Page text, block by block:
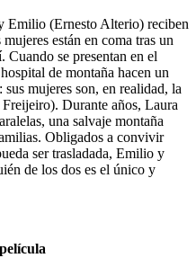
Emilio (Ernesto Alterio) reciben
están en coma tras un
Cuando se presentan en el
de montaña hacen un
mujeres son, en realidad, la
Durante años, Laura
una salvaje montaña
Obligados a convivir
ser trasladada, Emilio y
de los dos es el único y